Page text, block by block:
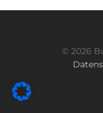
© 2026